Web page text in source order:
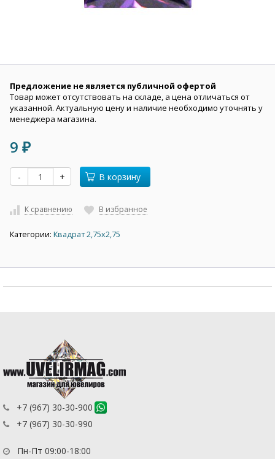
Предложение не является публичной офертой
Товар может отсутствовать на складе, а цена отличаться от
указанной. Актуальную цену и наличие необходимо уточнять у
менеджера магазина.
9 ₽
- + В корзину
К сравнению В избранное
Категории: Квадрат 2,75х2,75
+7 (967) 30-30-900
+7 (967) 30-30-990
Пн-Пт 09:00-18:00